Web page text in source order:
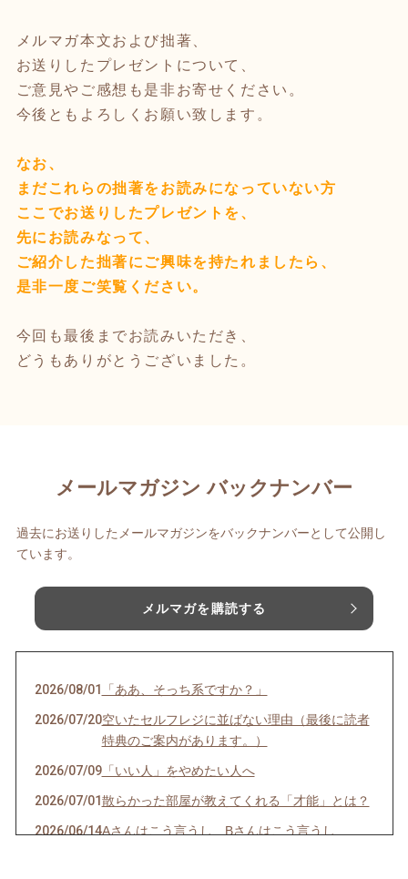
メルマガ本文および拙著、
お送りしたプレゼントについて、
ご意見やご感想も是非お寄せください。
今後ともよろしくお願い致します。
なお、
まだこれらの拙著をお読みになっていない方
ここでお送りしたプレゼントを、
先にお読みなって、
ご紹介した拙著にご興味を持たれましたら、
是非一度ご笑覧ください。
今回も最後までお読みいただき、
どうもありがとうございました。
メールマガジン バックナンバー
過去にお送りしたメールマガジンをバックナンバーとして公開し
ています。
メルマガを購読する
2026/08/01 「ああ、そっち系ですか？」
2026/07/20空いたセルフレジに並ばない理由（最後に読者
特典のご案内があります。）
2026/07/09「いい人」をやめたい人へ
2026/07/01散らかった部屋が教えてくれる「才能」とは？
2026/06/14Aさんはこう言うし、Bさんはこう言うし…